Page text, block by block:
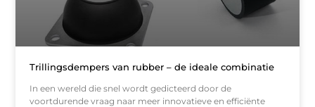
Trillingsdempers van rubber – de ideale combinatie
In een wereld die snel wordt gedicteerd door de
voortdurende vraag naar meer innovatieve en efficiënte